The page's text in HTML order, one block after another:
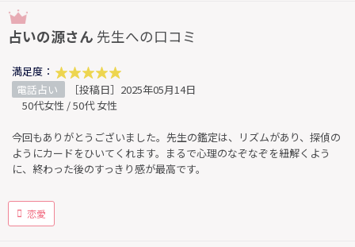
占いの源さん 先生への口コミ
満足度：
電話占い
［投稿日］2025年05月14日
50代女性 / 50代 女性
今回もありがとうございました。先生の鑑定は、リズムがあり、探偵の
ようにカードをひいてくれます。まるで心理のなぞなぞを紐解くよう
に、終わった後のすっきり感が最高です。
恋愛